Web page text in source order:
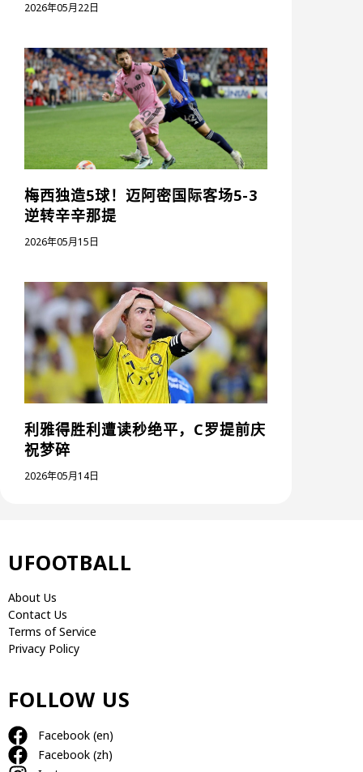
2026年05月22日
梅西独造5球！迈阿密国际客场5-3
逆转辛辛那提
2026年05月15日
利雅得胜利遭读秒绝平，C罗提前庆
祝梦碎
2026年05月14日
UFOOTBALL
About Us
Contact Us
Terms of Service
Privacy Policy
FOLLOW US
Facebook (en)
Facebook (zh)